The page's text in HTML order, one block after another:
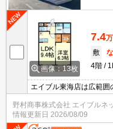
画像：13枚
7.4
敷
4階
エイブル東海店は広範囲
平な視点で提案♪見るだ
野村商事株式会社 エイブルネ
情報更新日 2026/08/09